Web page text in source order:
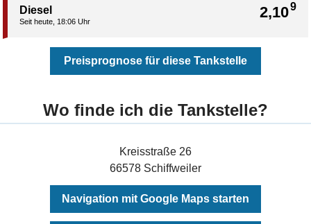
2,109
Diesel
Seit heute, 18:06 Uhr
Preisprognose für diese Tankstelle
Wo finde ich die Tankstelle?
Kreisstraße 26
66578 Schiffweiler
Navigation mit Google Maps starten